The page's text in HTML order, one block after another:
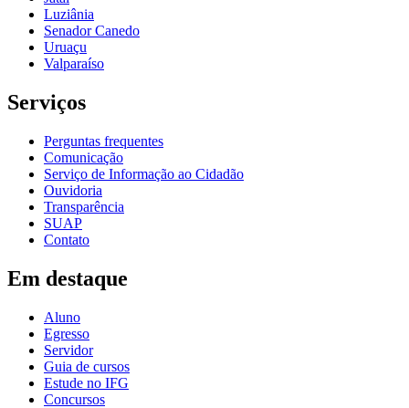
Luziânia
Senador Canedo
Uruaçu
Valparaíso
Serviços
Perguntas frequentes
Comunicação
Serviço de Informação ao Cidadão
Ouvidoria
Transparência
SUAP
Contato
Em destaque
Aluno
Egresso
Servidor
Guia de cursos
Estude no IFG
Concursos